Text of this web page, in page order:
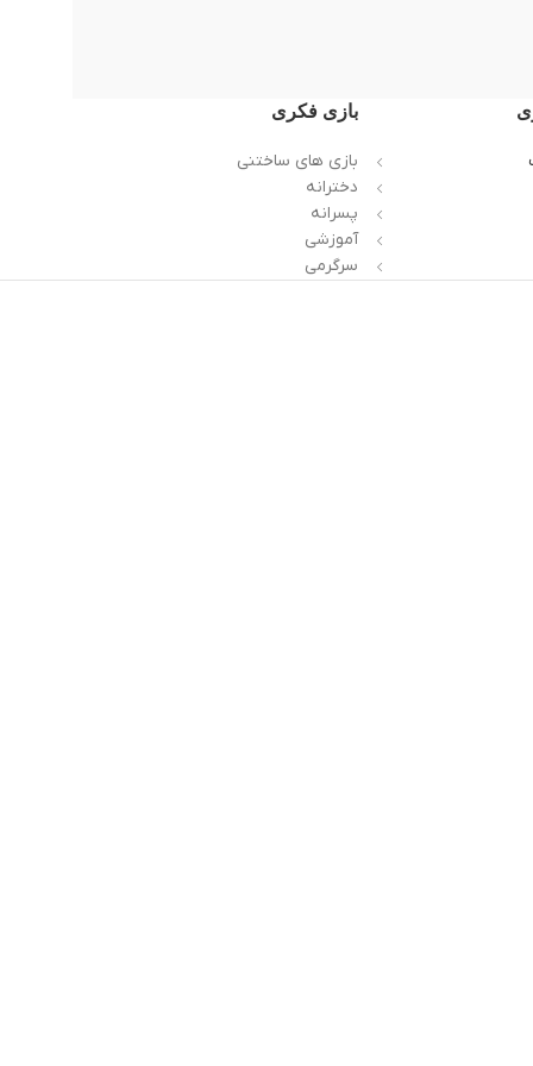
بازی فکری
بازی های ساختنی
دخترانه
پسرانه
آموزشی
سرگرمی